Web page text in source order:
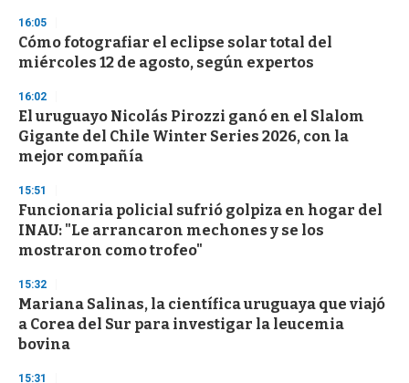
d
s
o
f
3
s
e
c
o
d
s
16:05
Cómo fotografiar el eclipse solar total del
miércoles 12 de agosto, según expertos
16:02
El uruguayo Nicolás Pirozzi ganó en el Slalom
Gigante del Chile Winter Series 2026, con la
mejor compañía
15:51
Funcionaria policial sufrió golpiza en hogar del
INAU: "Le arrancaron mechones y se los
mostraron como trofeo"
15:32
Mariana Salinas, la científica uruguaya que viajó
a Corea del Sur para investigar la leucemia
bovina
15:31